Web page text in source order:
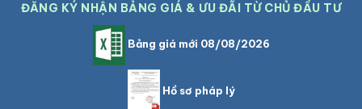
ĐĂNG KÝ NHẬN BẢNG GIÁ & ƯU ĐÃI TỪ CHỦ ĐẦU TƯ
Bảng giá mới 08/08/2026
Hồ sơ pháp lý